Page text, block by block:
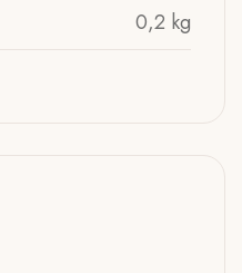
0,2 kg